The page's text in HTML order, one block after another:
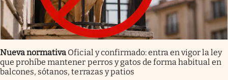
Nueva normativa Oficial y confirmado: entra en vigor la ley
que prohíbe mantener perros y gatos de forma habitual en
balcones, sótanos, terrazas y patios